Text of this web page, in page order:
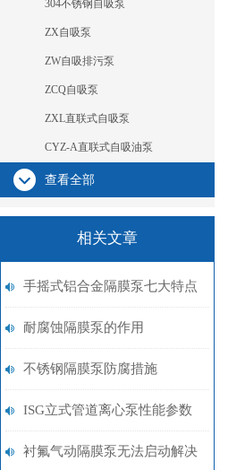
304不锈钢自吸泵
ZX自吸泵
ZW自吸排污泵
ZCQ自吸泵
ZXL直联式自吸泵
CYZ-A直联式自吸油泵
查看全部
相关文章
手摇式铝合金隔膜泵七大特点
耐腐蚀隔膜泵的作用
不锈钢隔膜泵防腐措施
ISG立式管道离心泵性能参数
衬氟气动隔膜泵无法启动解决